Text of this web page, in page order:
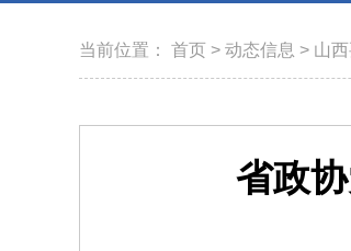
当前位置： 首页 > 动态信息 > 山
省政